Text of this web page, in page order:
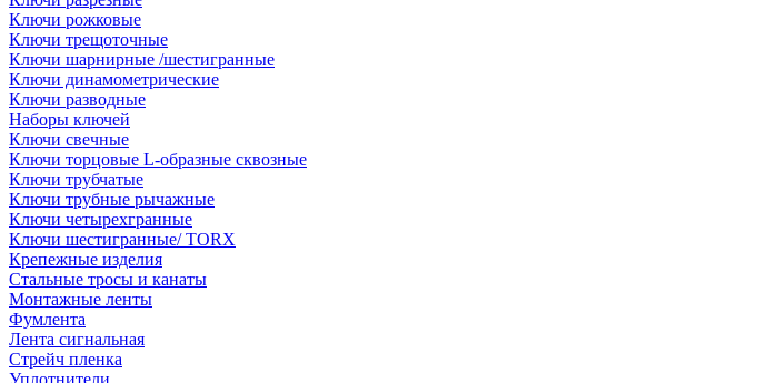
Ключи рожковые
Ключи трещоточные
Ключи шарнирные /шестигранные
Ключи динамометрические
Ключи разводные
Наборы ключей
Ключи свечные
Ключи торцовые L-образные сквозные
Ключи трубчатые
Ключи трубные рычажные
Ключи четырехгранные
Ключи шестигранные/ TORX
Крепежные изделия
Стальные тросы и канаты
Монтажные ленты
Фумлента
Лента сигнальная
Стрейч пленка
Уплотнители